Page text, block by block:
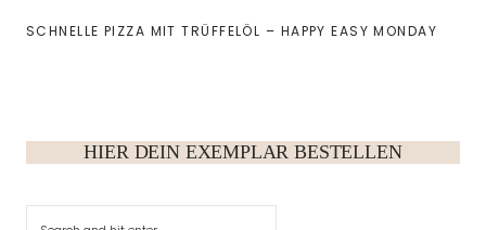
SCHNELLE PIZZA MIT TRÜFFELÖL – HAPPY EASY MONDAY
HIER DEIN EXEMPLAR BESTELLEN